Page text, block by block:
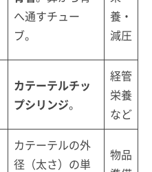
へ通すチュー
ブ。
養・
減圧
カテーテルチッ
プシリンジ。
経管
栄養
など
カテーテルの外
径（太さ）の単
物品